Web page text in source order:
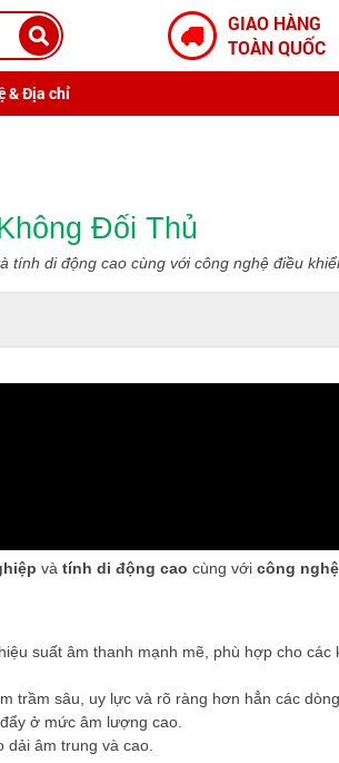
GIAO HÀNG
TOÀN QUỐC
& Địa chỉ
Đối Thủ
di động cao cùng với công nghệ điều
và tính di động cao cùng với công
suất âm thanh mạnh mẽ, phù hợp cho
trầm sâu, uy lực và rõ ràng hơn hẳn các
ở mức âm lượng cao.
âm trung và cao.